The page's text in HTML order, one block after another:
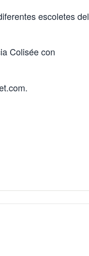
escoletes del
Colisée con